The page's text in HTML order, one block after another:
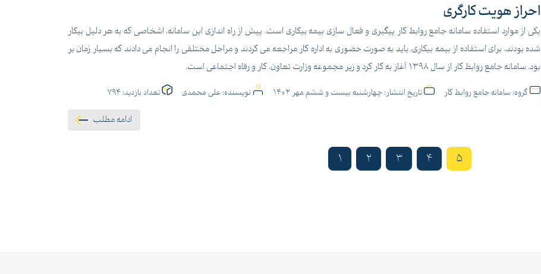
احراز هویت کارگری
یکی از موارد استفاده سامانه جامع روابط کار پیگیری و فعال سازی بیمه بیکاری است. پیش از راه اندازی این سامانه، اشخاصی که به هر دلیل بیکار
شده بودند، برای استفاده از بیمه بیکاری، باید به صورت حضوری به اداره کار مراجعه می کردند و مراحل مختلفی را انجام می دادند که بسیار زمان بر
بود. سامانه جامع روابط کار از سال 1398 آغاز به کار کرد و زیر مجموعه وزارت تعاون، کار و رفاه اجتماعی است.
گروه: سامانه جامع روابط کار تاریخ انتشار: چهارشنبه بیست و ششم مهر 1402 نویسنده: علی محمدی تعداد بازدید:
ادامه مطلب
1 2 3 4 5